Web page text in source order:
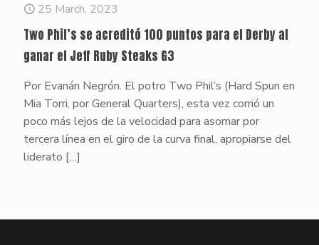
25 March, 2023
Two Phil’s se acreditó 100 puntos para el Derby al
ganar el Jeff Ruby Steaks G3
Por Evanán Negrón. El potro Two Phil’s (Hard Spun en
Mia Torri, por General Quarters), esta vez corrió un
poco más lejos de la velocidad para asomar por
tercera línea en el giro de la curva final, apropiarse del
liderato […]